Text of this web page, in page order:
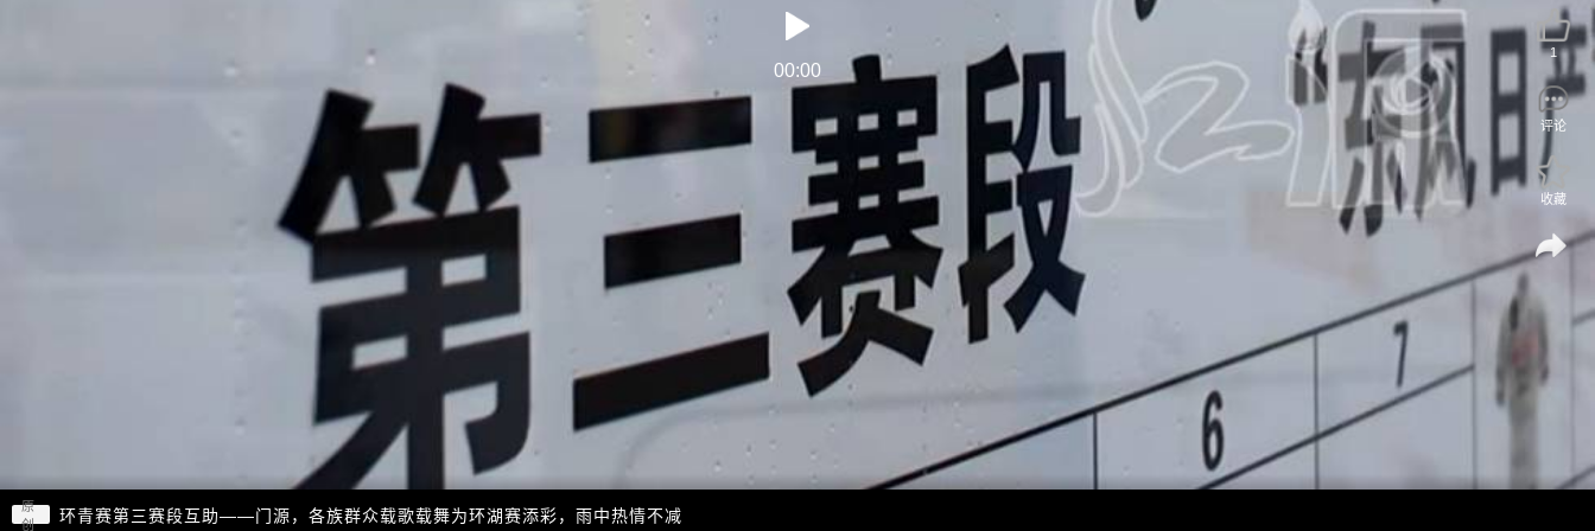
00:20
原
创
环青赛第三赛段互助——门源，各族群众载歌载舞为环湖赛添彩，雨中热情不减
1
评论
收藏